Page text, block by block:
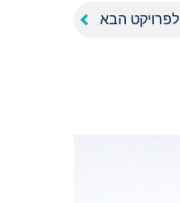
לפרויקט הבא